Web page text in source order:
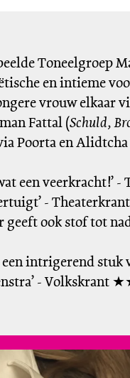
Toneelgroep
en intieme
vrouw elkaar
Fattal (Schuld,
Poorta en Alidtcha
een veerkracht!’ -
- Theaterkrant
geeft ook stof tot
intrigerend stuk
-